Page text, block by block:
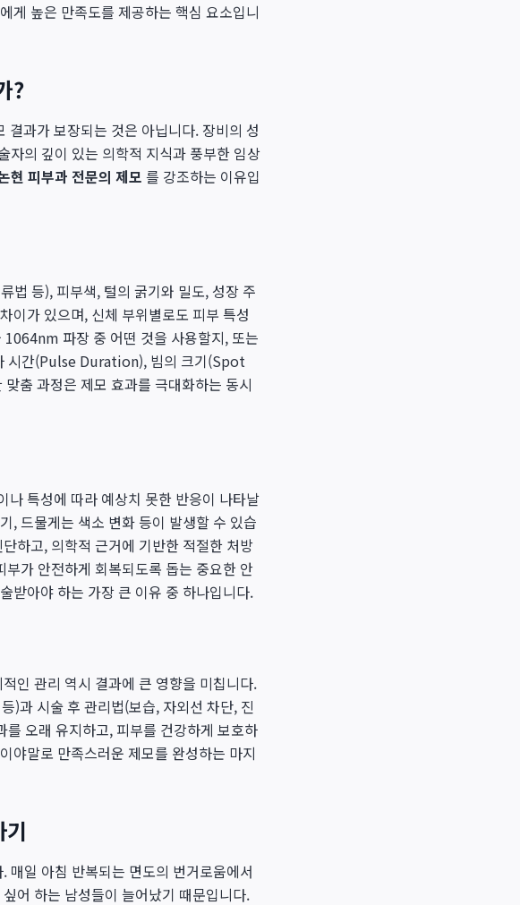
게 높은 만족도를 제공하는 핵심 요소입니
?
과가 보장되는 것은 아닙니다. 장비의 성
자의 깊이 있는 의학적 지식과 풍부한 임상
현 피부과 전문의 제모 를 강조하는 이유입
법 등), 피부색, 털의 굵기와 밀도, 성장 주
이가 있으며, 신체 부위별로도 피부 특성
파장 중 어떤 것을 사용할지, 또는
시간(Pulse Duration), 빔의 크기(Spot
춤 과정은 제모 효과를 극대화하는 동시
나 특성에 따라 예상치 못한 반응이 나타날
, 드물게는 색소 변화 등이 발생할 수 있습
하고, 의학적 근거에 기반한 적절한 처방
가 안전하게 회복되도록 돕는 중요한 안
받아야 하는 가장 큰 이유 중 하나입니다.
인 관리 역시 결과에 큰 영향을 미칩니다.
)과 시술 후 관리법(보습, 자외선 차단, 진
오래 유지하고, 피부를 건강하게 보호하
야말로 만족스러운 제모를 완성하는 마지
매일 아침 반복되는 면도의 번거로움에서
어 하는 남성들이 늘어났기 때문입니다.